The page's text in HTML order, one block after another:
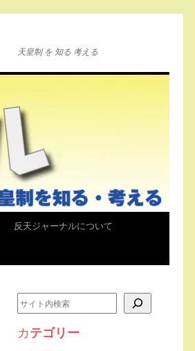
天皇制 を 知る 考える
反天ジャーナルについて
カテゴリー